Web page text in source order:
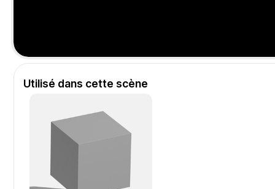
Utilisé dans cette scène